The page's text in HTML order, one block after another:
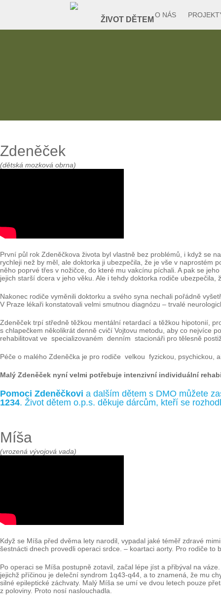
O NÁS
Zdeněček
(dětská mozková obrna)
První půl rok Zdeněčkova života byl vlastně bez problémů, i když se
rychleji než by měl, ale doktorka ji ubezpečila, že je vše v naprostém
něho poprvé třes v nožičce, do které mu vakcínu píchali. A pak se
jejich starší dcera v jeho věku. Ale i tehdy doktorka rodiče
Nakonec rodiče vyměnili doktorku a svého syna nechali pořádně
V Praze lékaři konstatovali velmi smutnou diagnózu – trvalé
Zdeněček trpí středně těžkou mentální retardací a těžkou hipotonií,
s chlapečkem několikrát denně cvičí Vojtovu metodu, aby co nejvíce
rehabilitovat ve specializovaném denním stacionáři pro tělesně
Péče o malého Zdeněčka je pro rodiče velkou fyzickou, psychickou,
Malý Zdeněček nyní velmi potřebuje intenzivní individuální
Pomoci Zdeněčkovi a dalším dětem s DMO můžete
1234. Život dětem o.p.s. děkuje dárcům, kteří se
Míša
(vrozená vývojová vada)
Když se Míša před dvěma lety narodil, vypadal jaké téměř zdravé
šestnácti dnech provedli operaci srdce. – koartaci aorty. Pro rodiče
Po operaci se Míša postupně zotavil, začal lépe jíst a přibýval na
jejichž příčinou je deleční syndrom 1q43-q44, a to znamená, že mu
silné epileptické záchvaty. Malý Míša se umí ve dvou letech pouze
z poloviny. Proto nosí naslouchadla.